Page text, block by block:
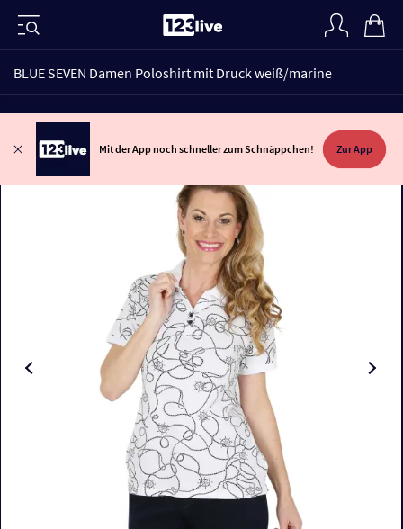
BLUE SEVEN Damen Poloshirt mit Druck weiß/marine
Mit der App noch schneller zum Schnäppchen! Zur App